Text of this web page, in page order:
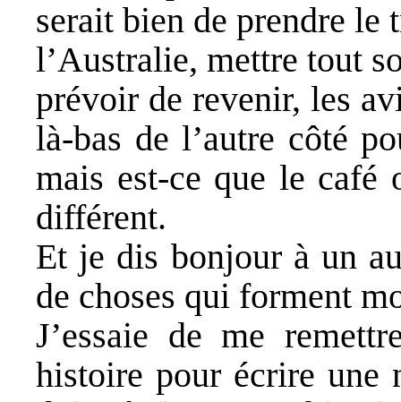
serait bien de prendre
l’Australie, mettre tout
prévoir de revenir, les
là-bas de l’autre côté
mais est-ce que le café
différent.
Et je dis bonjour à un
de choses qui forment
J’essaie de me
histoire pour écrire une